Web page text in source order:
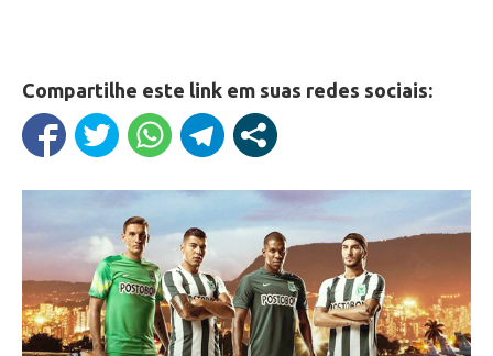
Compartilhe este link em suas redes sociais: